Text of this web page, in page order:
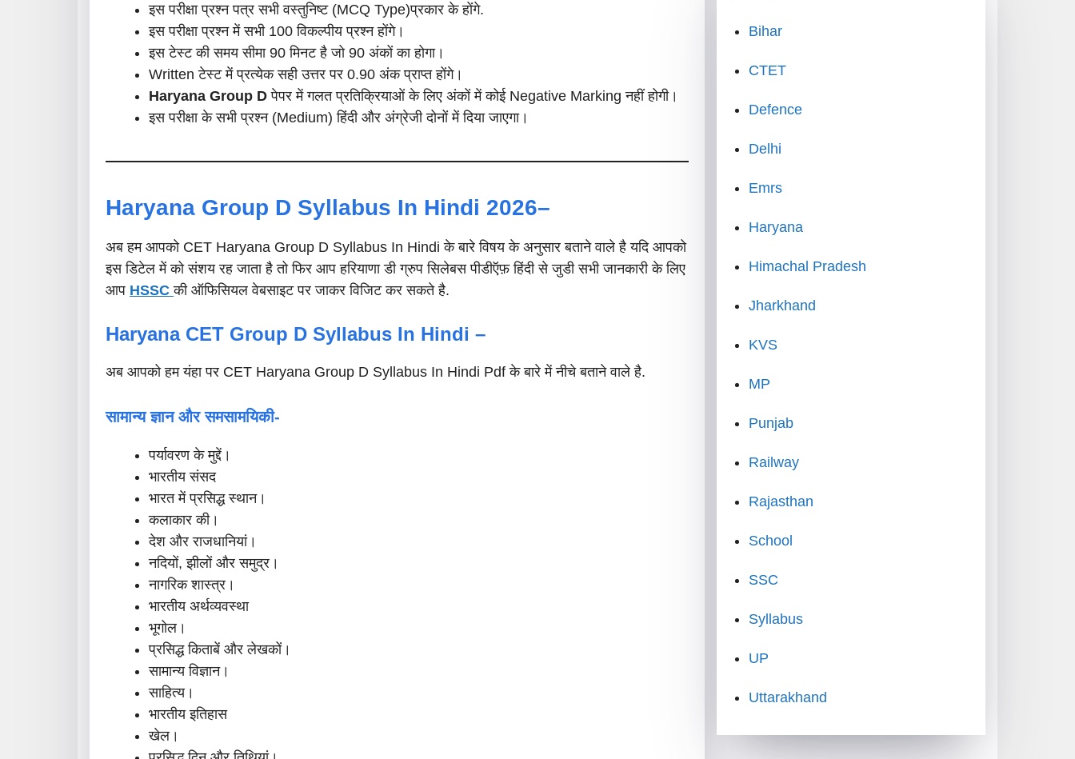
इस परीक्षा प्रश्न पत्र सभी वस्तुनिष्ट (MCQ Type)प्रकार के होंगे.
इस परीक्षा प्रश्न में सभी 100 विकल्पीय प्रश्न होंगे।
इस टेस्ट की समय सीमा 90 मिनट है जो 90 अंकों का होगा।
Written टेस्ट में प्रत्येक सही उत्तर पर 0.90 अंक प्राप्त होंगे।
Haryana Group D पेपर में गलत प्रतिक्रियाओं के लिए अंकों में कोई Negative Marking नहीं होगी।
इस परीक्षा के सभी प्रश्न (Medium) हिंदी और अंग्रेजी दोनों में दिया जाएगा।
Haryana Group D Syllabus In Hindi 2026–
अब हम आपको CET Haryana Group D Syllabus In Hindi के बारे विषय के अनुसार बताने वाले है यदि आपको
इस डिटेल में को संशय रह जाता है तो फिर आप हरियाणा डी ग्रुप सिलेबस पीडीऍफ़ हिंदी से जुडी सभी जानकारी के लिए
आप HSSC की ऑफिसियल वेबसाइट पर जाकर विजिट कर सकते है.
Haryana CET Group D Syllabus In Hindi –
अब आपको हम यंहा पर CET Haryana Group D Syllabus In Hindi Pdf के बारे में नीचे बताने वाले है.
सामान्य ज्ञान और समसामयिकी-
पर्यावरण के मुद्दें।
भारतीय संसद
भारत में प्रसिद्ध स्थान।
कलाकार की।
देश और राजधानियां।
नदियों, झीलों और समुद्र।
नागरिक शास्त्र।
भारतीय अर्थव्यवस्था
भूगोल।
प्रसिद्ध किताबें और लेखकों।
सामान्य विज्ञान।
साहित्य।
भारतीय इतिहास
खेल।
Bihar
CTET
Defence
Delhi
Emrs
Haryana
Himachal Pradesh
Jharkhand
KVS
MP
Punjab
Railway
Rajasthan
School
SSC
Syllabus
UP
Uttarakhand